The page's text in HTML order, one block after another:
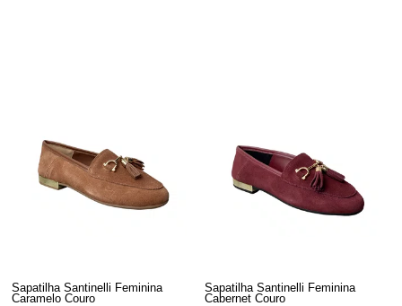
Sapatilha Santinelli Feminina
Caramelo Couro
Sapatilha Santinelli Feminina
Cabernet Couro